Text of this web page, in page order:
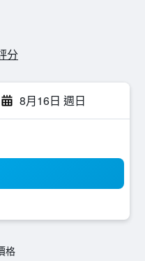
分
8月16日 週日
格